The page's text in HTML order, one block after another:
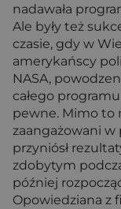
nadawała
Ale były też
czasie, gdy w
amerykańscy
NASA,
całego
pewne. Mimo to
zaangażowani w
przyniósł
zdobytym
później
Opowiedziana z